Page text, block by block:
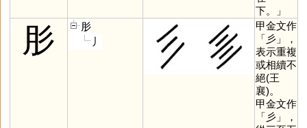
下。」
肜
肜
丿
甲金文作
「 彡」，
表示重複
或相續不
絕(王
襄)。
甲金文作
「 彡」，